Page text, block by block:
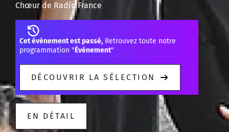
Chœur de Radio France
Cet événement est passé, Retrouvez toute notre
programmation "Événement"
DÉCOUVRIR LA SÉLECTION
EN DÉTAIL